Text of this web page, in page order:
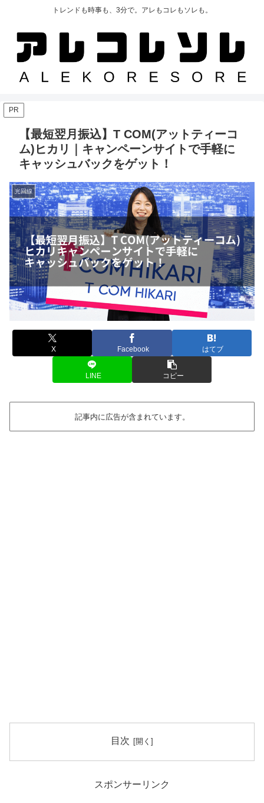
トレンドも時事も、3分で。アレもコレもソレも。
PR
【最短翌月振込】T COM(アットティーコ
ム)ヒカリ｜キャンペーンサイトで手軽に
キャッシュバックをゲット！
光回線
X Facebook はてブ
LINE コピー
記事内に広告が含まれています。
目次
スポンサーリンク